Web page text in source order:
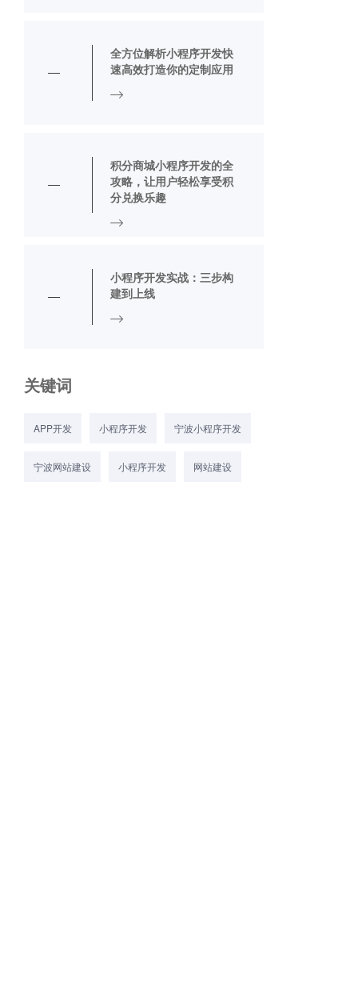
全方位解析小程序开发快
速高效打造你的定制应用
积分商城小程序开发的全
攻略，让用户轻松享受积
分兑换乐趣
小程序开发实战：三步构
建到上线
关键词
APP开发 小程序开发 宁波小程序开发
宁波网站建设 小程序开发 网站建设